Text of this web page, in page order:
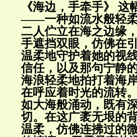
《海边，手牵手》
——一种如流水般轻柔
二人伫立在海之边缘
手遮挡双眼，仿佛在
温柔地守护着她的视
信任，以及那句宁静
海浪轻柔地拍打着海
在呼应着时光的流转
如大海般涌动，既有
切。在这广袤无垠的
温柔，仿佛连拂过的